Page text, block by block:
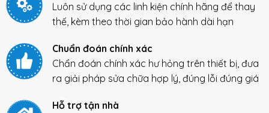
Luôn sử dụng các linh kiện chính hãng để thay
thế, kèm theo thời gian bảo hành dài hạn
Chuẩn đoán chính xác
Chẩn đoán chính xác hư hỏng trên thiết bị, đưa
ra giải pháp sửa chữa hợp lý, đúng lỗi đúng giá
Hỗ trợ tận nhà